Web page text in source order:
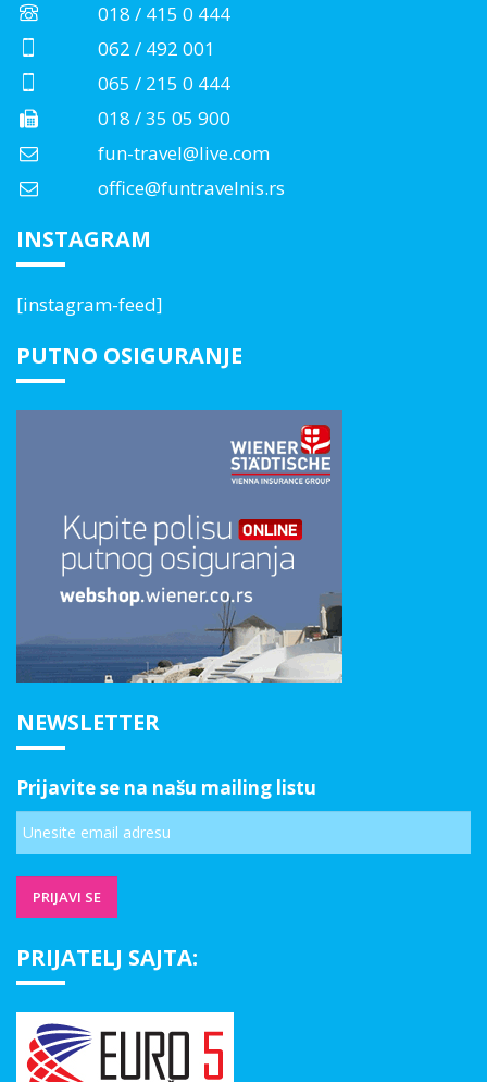
018 / 415 0 444
062 / 492 001
065 / 215 0 444
018 / 35 05 900
fun-travel@live.com
office@funtravelnis.rs
INSTAGRAM
[instagram-feed]
PUTNO OSIGURANJE
NEWSLETTER
Prijavite se na našu mailing listu
PRIJATELJ SAJTA: